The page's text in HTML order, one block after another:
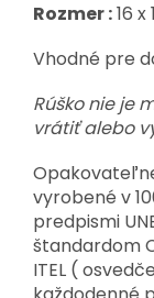
Rozmer :16
Vhodné pre
Rúško nie je
vrátiť alebo
vyrobené v
predpismi
štandardom
ITEL (